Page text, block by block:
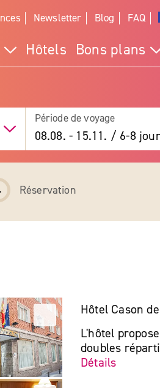
Newsletter Blog FAQ
Hôtels Bons plans
Période de voyage
08.08. - 15.11. / 6-8
Réservation
Hôtel Cason
L'hôtel
doubles
Détails